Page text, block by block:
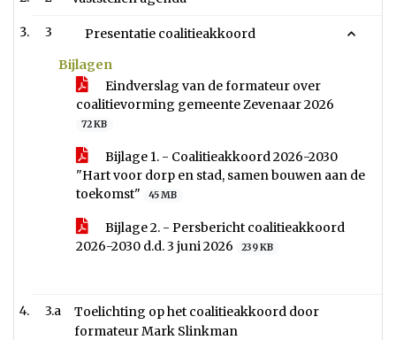
3
Presentatie coalitieakkoord
Bijlagen
Eindverslag van de formateur over
coalitievorming gemeente Zevenaar 2026
72 KB
Bijlage 1. - Coalitieakkoord 2026-2030
"Hart voor dorp en stad, samen bouwen aan de
toekomst"
45 MB
Bijlage 2. - Persbericht coalitieakkoord
2026-2030 d.d. 3 juni 2026
239 KB
3.a
Toelichting op het coalitieakkoord door
formateur Mark Slinkman